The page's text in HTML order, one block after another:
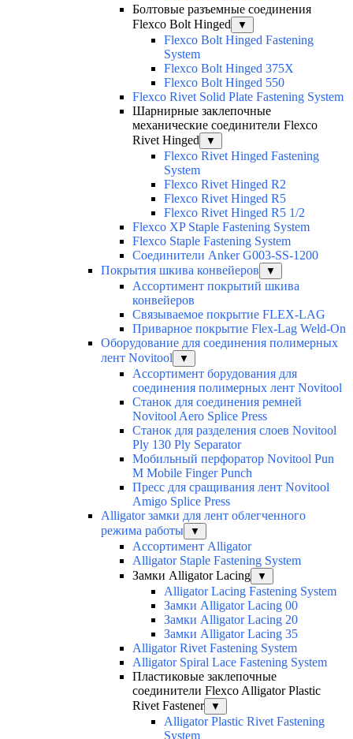
Болтовые разъемные соединения
Flexco Bolt Hinged
▼
Flexco Bolt Hinged Fastening
System
Flexco Bolt Hinged 375X
Flexco Bolt Hinged 550
Flexco Rivet Solid Plate Fastening System
Шарнирные заклепочные
механические соединители Flexco
Rivet Hinged
▼
Flexco Rivet Hinged Fastening
System
Flexco Rivet Hinged R2
Flexco Rivet Hinged R5
Flexco Rivet Hinged R5 1/2
Flexco XP Staple Fastening System
Flexco Staple Fastening System
Соединители Anker G003-SS-1200
Покрытия шкива конвейеров
▼
Ассортимент покрытий шкива
конвейеров
Связываемое покрытие FLEX-LAG
Приварное покрытие Flex-Lag Weld-On
Оборудование для соединения полимерных
лент Novitool
▼
Ассортимент борудования для
соединения полимерных лент Novitool
Станок для соединения ремней
Novitool Aero Splice Press
Станок для разделения слоев Novitool
Ply 130 Ply Separator
Мобильный перфоратор Novitool Pun
M Mobile Finger Punch
Пресс для сращивания лент Novitool
Amigo Splice Press
Alligator замки для лент облегченного
режима работы
▼
Ассортимент Alligator
Alligator Staple Fastening System
Замки Alligator Lacing
▼
Alligator Lacing Fastening System
Замки Alligator Lacing 00
Замки Alligator Lacing 20
Замки Alligator Lacing 35
Alligator Rivet Fastening System
Alligator Spiral Lace Fastening System
Пластиковые заклепочные
соединители Flexco Alligator Plastic
Rivet Fastener
▼
Alligator Plastic Rivet Fastening
System